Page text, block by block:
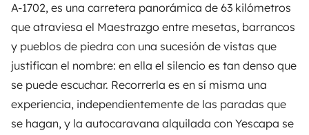
A-1702, es una carretera panorámica de 63 kilómetros
que atraviesa el Maestrazgo entre mesetas, barrancos
y pueblos de piedra con una sucesión de vistas que
justifican el nombre: en ella el silencio es tan denso que
se puede escuchar. Recorrerla es en sí misma una
experiencia, independientemente de las paradas que
se hagan, y la autocaravana alquilada con Yescapa se